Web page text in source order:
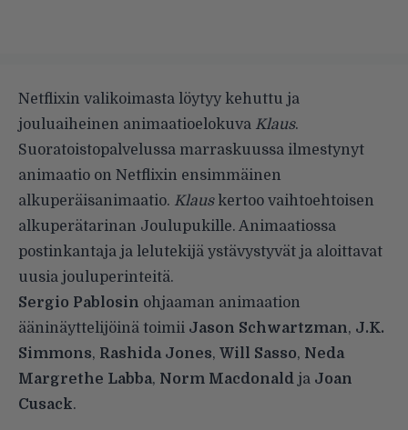
Netflixin valikoimasta löytyy kehuttu ja
jouluaiheinen animaatioelokuva Klaus.
Suoratoistopalvelussa marraskuussa ilmestynyt
animaatio on Netflixin ensimmäinen
alkuperäisanimaatio. Klauskertoo vaihtoehtoisen
alkuperätarinan Joulupukille. Animaatiossa
postinkantaja ja lelutekijä ystävystyvät ja aloittavat
uusia jouluperinteitä.
Sergio Pablosin ohjaaman animaation
ääninäyttelijöinä toimii Jason Schwartzman, J.K.
Simmons, Rashida Jones, Will Sasso, Neda
Margrethe Labba, Norm Macdonald ja Joan
Cusack.